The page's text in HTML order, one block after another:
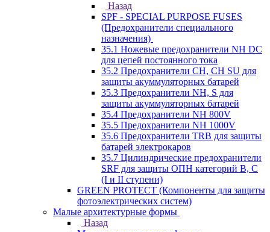
Назад
SPF - SPECIAL PURPOSE FUSES
(Предохранители специального
назначения)
35.1 Ножевые предохранители NH DC
для цепей постоянного тока
35.2 Предохранители CH, CH SU для
защиты акуммуляторных батарей
35.3 Предохранители NH, S для
защиты акуммуляторных батарей
35.4 Предохранители NH 800V
35.5 Предохранители NH 1000V
35.6 Предохранители TRB для защиты
батарей электрокаров
35.7 Цилиндрические предохранители
SRF для защиты ОПН категорий B, C
(I и II ступени)
GREEN PROTECT (Компоненты для защиты
фотоэлектрических систем)
Малые архитектурные формы
Назад